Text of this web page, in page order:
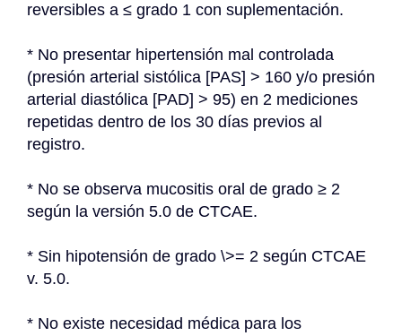
reversibles a ≤ grado 1 con suplementación.
* No presentar hipertensión mal controlada
(presión arterial sistólica [PAS] > 160 y/o presión
arterial diastólica [PAD] > 95) en 2 mediciones
repetidas dentro de los 30 días previos al
registro.
* No se observa mucositis oral de grado ≥ 2
según la versión 5.0 de CTCAE.
* Sin hipotensión de grado \>= 2 según CTCAE
v. 5.0.
* No existe necesidad médica para los